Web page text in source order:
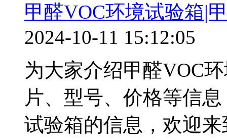
甲醛VOC环境试验箱|
2024-10-11 15:12:05
为大家介绍甲醛VOC
片、型号、价格等信
试验箱的信息，欢迎